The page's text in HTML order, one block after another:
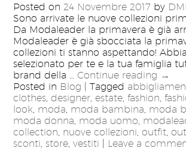
Posted on 24 Novembre 2017 by
Sono arrivate le nuove collezioni
Da Modaleader la primavera è già
Modaleader è già sbocciata la
collezioni ti stanno aspettando!
selezionato per te e la tua famiglia
brand della …Continue reading →
Posted in Blog Tagged
clothes,designer,estate,fashion,
look, moda, moda bambina, moda
moda donna, moda uomo,
collection, nuove collezioni,outfit,
sconti,store,vestiti Leave a